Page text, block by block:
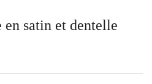
en satin et dentelle